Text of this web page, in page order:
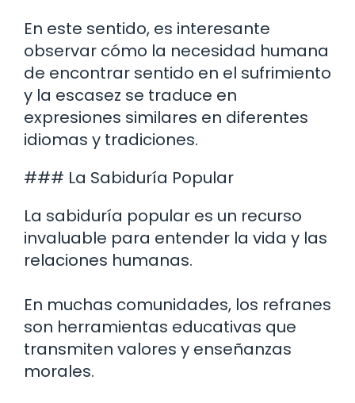
En este sentido, es interesante
observar cómo la necesidad humana
de encontrar sentido en el sufrimiento
y la escasez se traduce en
expresiones similares en diferentes
idiomas y tradiciones.
### La Sabiduría Popular
La sabiduría popular es un recurso
invaluable para entender la vida y las
relaciones humanas.
En muchas comunidades, los refranes
son herramientas educativas que
transmiten valores y enseñanzas
morales.